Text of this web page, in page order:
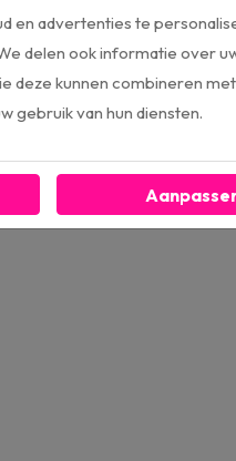
en advertenties te
delen ook informatie over
deze kunnen combineren
gebruik van hun diensten.